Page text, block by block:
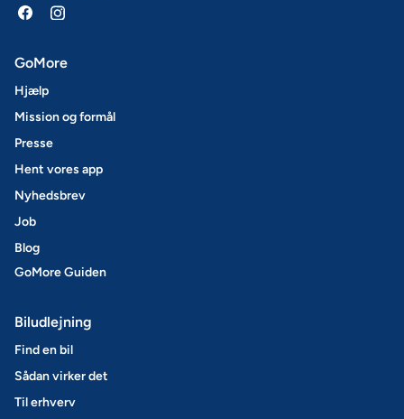
GoMore
Hjælp
Mission og formål
Presse
Hent vores app
Nyhedsbrev
Job
Blog
GoMore Guiden
Biludlejning
Find en bil
Sådan virker det
Til erhverv